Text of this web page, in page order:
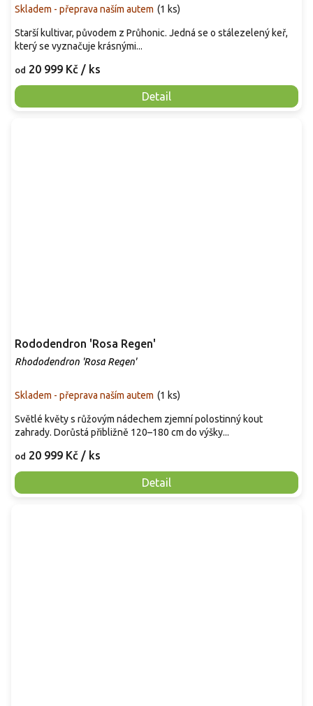
Skladem - přeprava naším autem (1 ks)
od 20 999 Kč / ks
Detail
Starší kultivar, původem z Průhonic. Jedná se o stálezelený keř,
který se vyznačuje krásnými...
Rododendron 'Rosa Regen'
Rhododendron 'Rosa Regen'
Skladem - přeprava naším autem (1 ks)
od 20 999 Kč / ks
Detail
Světlé květy s růžovým nádechem zjemní polostinný kout
zahrady. Dorůstá přibližně 120–180 cm do výšky...